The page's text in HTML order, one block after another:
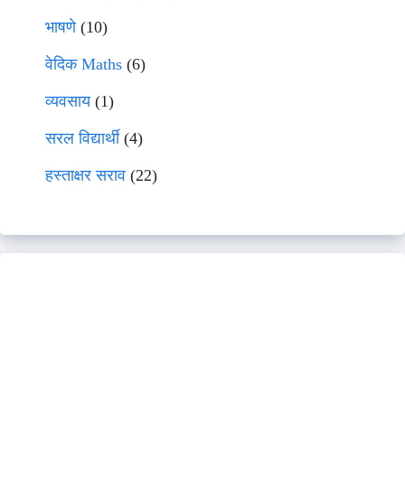
भाषणे(10)
वेदिक Maths (6)
व्यवसाय(1)
सरल विद्यार्थी(4)
हस्ताक्षर सराव (22)